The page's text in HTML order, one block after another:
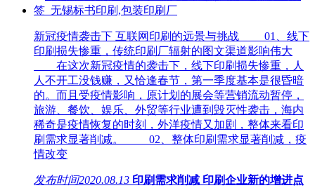
新冠疫情袭击下 互联网印刷的远景与挑战 01、线下
印刷损失惨重，传统印刷厂辐射的图文渠道影响伟大
在这次新冠疫情的袭击下，线下印刷损失惨重，人
人不开工没钱赚，又恰逢春节，第一季度基本是很昏暗
的。而且受疫情影响，原计划的展会等营销流动暂停，
旅游、餐饮、娱乐、外贸等行业遭到毁灭性袭击，海内
稀奇是疫情恢复的时刻，外洋疫情又加剧，整体来看印
刷需求显著削减。 02、整体印刷需求显著削减，疫
情改变
发布时间2020.08.13 印刷需求削减 印刷企业新的增进点